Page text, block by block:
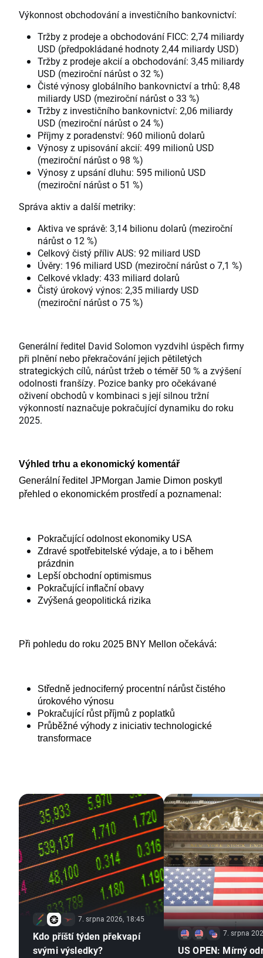
Výkonnost obchodování a investičního bankovnictví:
Tržby z prodeje a obchodování FICC: 2,74 miliardy
USD (předpokládané hodnoty 2,44 miliardy USD)
Tržby z prodeje akcií a obchodování: 3,45 miliardy
USD (meziroční nárůst o 32 %)
Čisté výnosy globálního bankovnictví a trhů: 8,48
miliardy USD (meziroční nárůst o 33 %)
Tržby z investičního bankovnictví: 2,06 miliardy
USD (meziroční nárůst o 24 %)
Příjmy z poradenství: 960 milionů dolarů
Výnosy z upisování akcií: 499 milionů USD
(meziroční nárůst o 98 %)
Výnosy z upsání dluhu: 595 milionů USD
(meziroční nárůst o 51 %)
Správa aktiv a další metriky:
Aktiva ve správě: 3,14 bilionu dolarů (meziroční
nárůst o 12 %)
Celkový čistý příliv AUS: 92 miliard USD
Úvěry: 196 miliard USD (meziroční nárůst o 7,1 %)
Celkové vklady: 433 miliard dolarů
Čistý úrokový výnos: 2,35 miliardy USD
(meziroční nárůst o 75 %)
Generální ředitel David Solomon vyzdvihl úspěch firmy
při plnění nebo překračování jejich pětiletých
strategických cílů, nárůst tržeb o téměř 50 % a zvýšení
odolnosti franšízy. Pozice banky pro očekávané
oživení obchodů v kombinaci s její silnou tržní
výkonností naznačuje pokračující dynamiku do roku
2025.
Výhled trhu a ekonomický komentář
Generální ředitel JPMorgan Jamie Dimon poskytl
přehled o ekonomickém prostředí a poznamenal:
Pokračující odolnost ekonomiky USA
Zdravé spotřebitelské výdaje, a to i během
prázdnin
Lepší obchodní optimismus
Pokračující inflační obavy
Zvýšená geopolitická rizika
Při pohledu do roku 2025 BNY Mellon očekává:
Středně jednociferný procentní nárůst čistého
úrokového výnosu
Pokračující růst příjmů z poplatků
Průběžné výhody z iniciativ technologické
transformace
7. srpna 2026, 18:45
Kdo příští týden překvapí
svými výsledky?
7. srpna
US OPEN: Mírný